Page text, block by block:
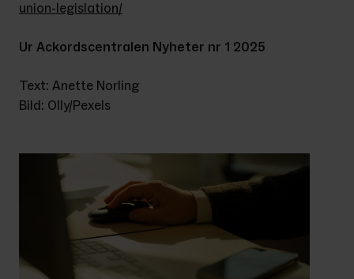
union-legislation/
Ur Ackordscentralen Nyheter nr 1 2025
Text: Anette Norling
Bild: Olly/Pexels